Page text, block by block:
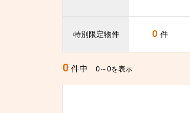
特別限定物件 0 件
0 件中 0～0を表示